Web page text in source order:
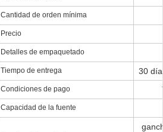
Cantidad de orden mínima
Precio
Detalles de empaquetado
Tiempo de entrega 30
Condiciones de pago
Capacidad de la fuente